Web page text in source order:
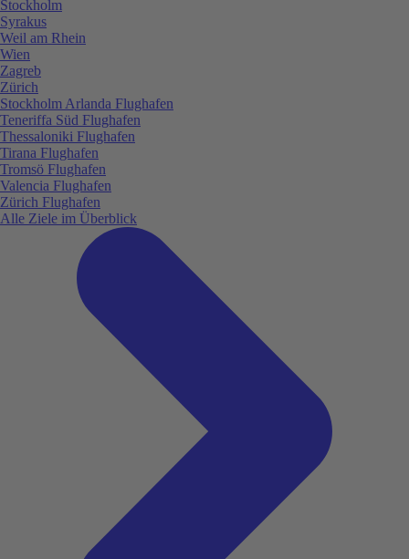
Stockholm
Syrakus
Weil am Rhein
Wien
Zagreb
Zürich
Stockholm Arlanda Flughafen
Teneriffa Süd Flughafen
Thessaloniki Flughafen
Tirana Flughafen
Tromsö Flughafen
Valencia Flughafen
Zürich Flughafen
Alle Ziele im Überblick